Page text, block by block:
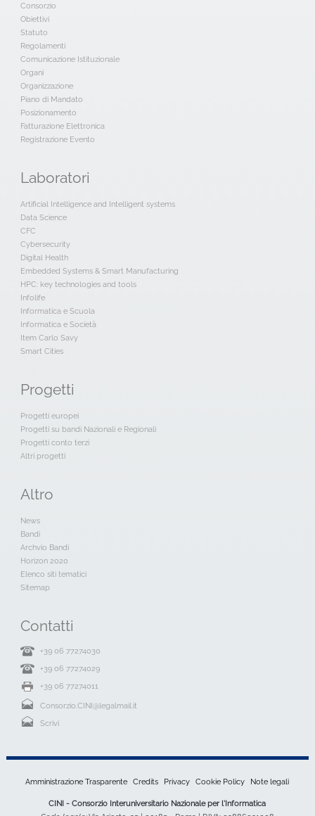
Consorzio
Obiettivi
Statuto
Regolamenti
Comunicazione Istituzionale
Organi
Organizzazione
Piano di Mandato
Posizionamento
Fatturazione Elettronica
Registrazione Evento
Laboratori
Artificial Intelligence and Intelligent systems
Data Science
CFC
Cybersecurity
Digital Health
Embedded Systems & Smart Manufacturing
HPC: key technologies and tools
Infolife
Informatica e Scuola
Informatica e Società
Item Carlo Savy
Smart Cities
Progetti
Progetti europei
Progetti su bandi Nazionali e Regionali
Progetti conto terzi
Altri progetti
Altro
News
Bandi
Archvio Bandi
Horizon 2020
Elenco siti tematici
Sitemap
Contatti
+39 06 77274030
+39 06 77274029
+39 06 77274011
Consorzio.CINI@legalmail.it
Scrivi
Amministrazione Trasparente Credits Privacy Cookie Policy Note legali
CINI - Consorzio Interuniversitario Nazionale per l'Informatica